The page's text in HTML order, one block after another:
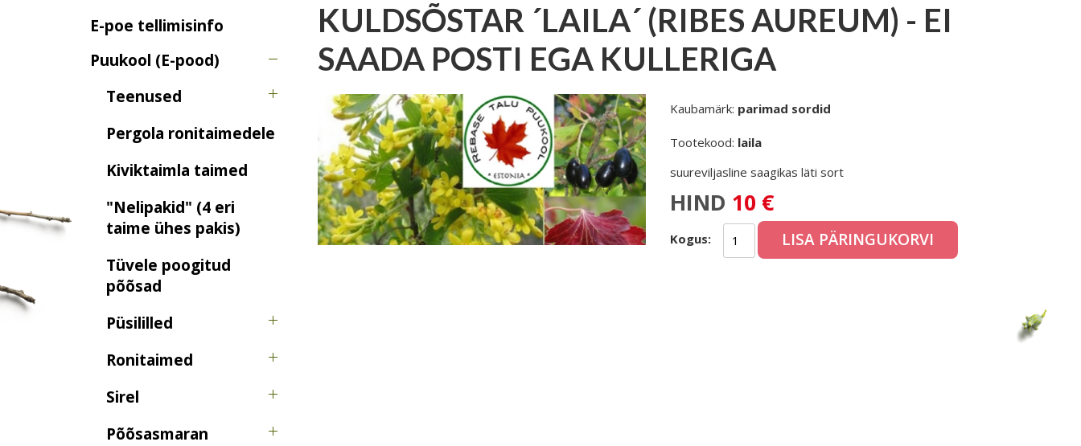
E-poe tellimisinfo
Puukool (E-pood)
Teenused
Pergola ronitaimedele
Kiviktaimla taimed
"Nelipakid" (4 eri
taime ühes pakis)
Tüvele poogitud
põõsad
Püsililled
Ronitaimed
Sirel
Põõsasmaran
KULDSÕSTAR ´LAILA´ (RIBES AUREUM) - EI
SAADA POSTI EGA KULLERIGA
Kaubamärk: parimad sordid
Tootekood: laila
suureviljasline saagikas läti sort
HIND 10 €
Kogus: LISA PÄRINGUKORVI